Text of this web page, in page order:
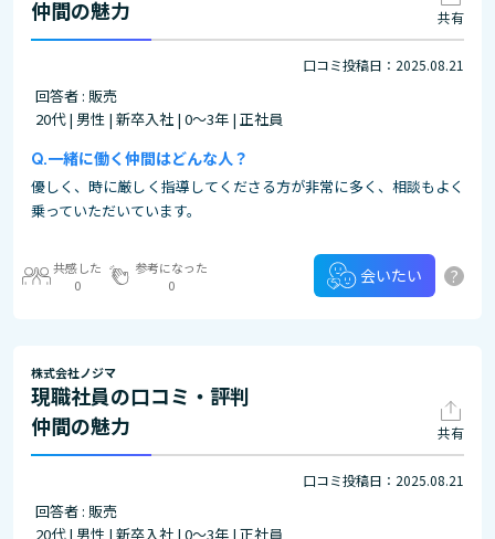
仲間の魅力
共有
口コミ投稿日：2025.08.21
回答者 : 販売
20代 | 男性 | 新卒入社 | 0～3年 | 正社員
一緒に働く仲間はどんな人？
優しく、時に厳しく指導してくださる方が非常に多く、相談もよく
乗っていただいています。
共感した
0
参考になった
0
会いたい ?
株式会社ノジマ
現職社員の口コミ・評判
仲間の魅力
共有
口コミ投稿日：2025.08.21
回答者 : 販売
20代 | 男性 | 新卒入社 | 0～3年 | 正社員